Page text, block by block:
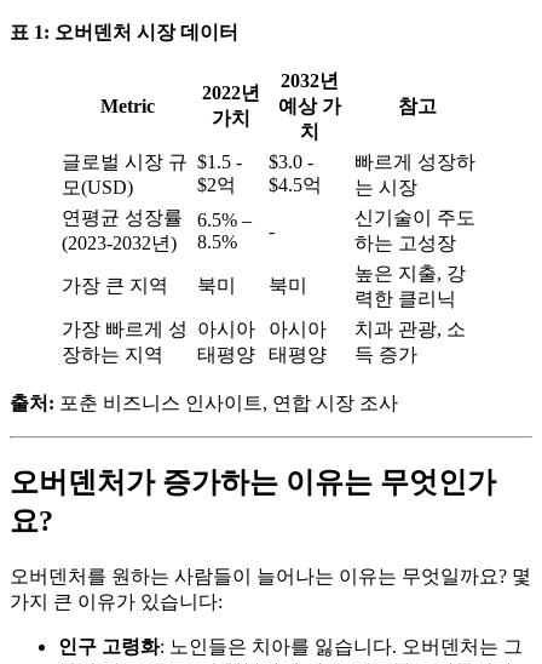
표 1: 오버덴처 시장 데이터
Metric
2022년
가치
2032년
예상 가
치
참고
글로벌 시장 규
모(USD)
$1.5 -
$2억
$3.0 -
$4.5억
빠르게 성장하
는 시장
연평균 성장률
(2023-2032년)
6.5% –
8.5%
-
신기술이 주도
하는 고성장
가장 큰 지역 북미 북미
높은 지출, 강
력한 클리닉
가장 빠르게 성
장하는 지역
아시아
태평양
아시아
태평양
치과 관광, 소
득 증가
출처: 포춘 비즈니스 인사이트, 연합 시장 조사
오버덴처가 증가하는 이유는 무엇인가
요?
오버덴처를 원하는 사람들이 늘어나는 이유는 무엇일까요? 몇
가지 큰 이유가 있습니다:
인구 고령화: 노인들은 치아를 잃습니다. 오버덴처는 그